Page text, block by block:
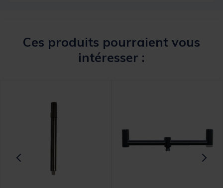
Ces produits pourraient vous
intéresser :